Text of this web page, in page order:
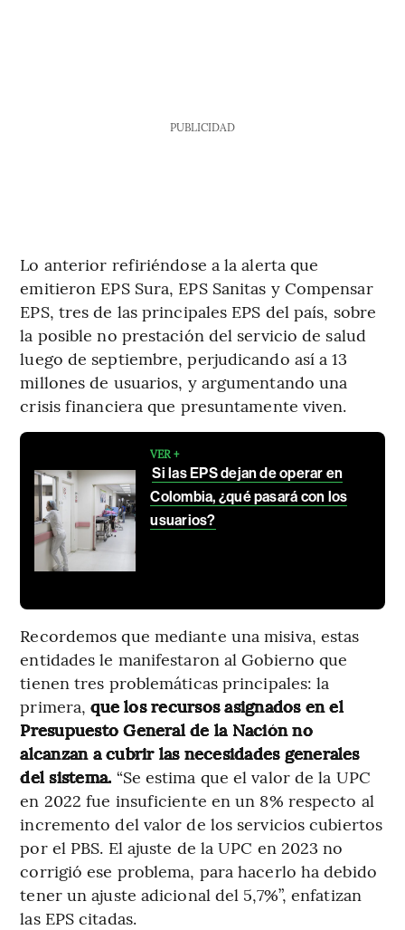
PUBLICIDAD
Lo anterior refiriéndose a la alerta que
emitieron EPS Sura, EPS Sanitas y Compensar
EPS, tres de las principales EPS del país, sobre
la posible no prestación del servicio de salud
luego de septiembre, perjudicando así a 13
millones de usuarios, y argumentando una
crisis financiera que presuntamente viven.
VER +
Si las EPS dejan de operar en
Colombia, ¿qué pasará con los
usuarios?
Recordemos que mediante una misiva, estas
entidades le manifestaron al Gobierno que
tienen tres problemáticas principales: la
primera,que los recursos asignados en el
Presupuesto General de la Nación no
alcanzan a cubrir las necesidades generales
del sistema. “Se estima que el valor de la UPC
en 2022 fue insuficiente en un 8% respecto al
incremento del valor de los servicios cubiertos
por el PBS. El ajuste de la UPC en 2023 no
corrigió ese problema, para hacerlo ha debido
tener un ajuste adicional del 5,7%”, enfatizan
las EPS citadas.